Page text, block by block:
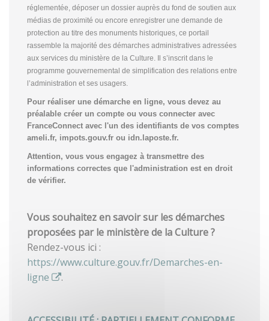
réglementée, déposer un dossier auprès du fond de soutien aux
médias de proximité ou encore enregistrer une demande de
protection au titre des monuments historiques, ce portail
rassemble la majorité des démarches administratives adressées
aux services du ministère de la Culture. Il s’inscrit dans le
programme gouvernemental de simplification des relations entre
l’administration et ses usagers.
Pour réaliser une démarche en ligne, vous devez au
préalable créer un compte ou vous connecter avec
FranceConnect avec l'un des identifiants de vos comptes
ameli.fr, impots.gouv.fr ou idn.laposte.fr.
Attention, vous vous engagez à transmettre des
informations correctes que l'administration est en droit
de vérifier.
Vous souhaitez en savoir sur les démarches
proposées par le ministère de la Culture ?
Rendez-vous ici :
https://www.culture.gouv.fr/Demarches-en-
ligne
.